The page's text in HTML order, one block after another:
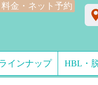
料金・ネット予約
インナップ HBL・